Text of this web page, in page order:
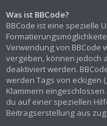
Was ist BBCode?
BBCode ist eine spezielle
Verwendung von BBCode
vergeben, können jedoch
deaktiviert werden.
werden Tags von eckigen
Klammern
du auf einer speziellen
Beitragserstellung aus